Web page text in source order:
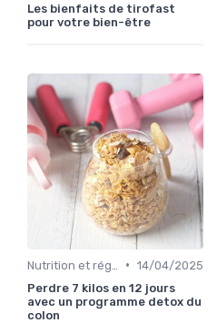
Les bienfaits de tirofast
pour votre bien-être
• 14/04/2025
Perdre 7 kilos en 12 jours
avec un programme detox du
colon